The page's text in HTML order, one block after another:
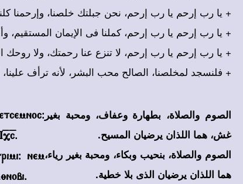
+ يا رب إرحم يا رب إرحم، نحن جبلتك خلصنا، وإرحمنا
+ يا رب إرحم يا رب إرحم، كملنا فى الإيمان المستقيم،
+ يا رب إرحم يا رب إرحم، لا تنزع عنا رحمتك، ولا روحك
+ فلنسجد لمخلصنا، الصالح محب البشر، لأنه ترأف
nem
الصوم والصلاة، بطهارة وعفاف، ومحبة بغير
غش، هما اللذان يرضيان المسيح.
الصوم والصلاة، بنحيب وبكاء، ومحبة بغير رياء،
هما اللذان يرضيان الذى بلا خطية.